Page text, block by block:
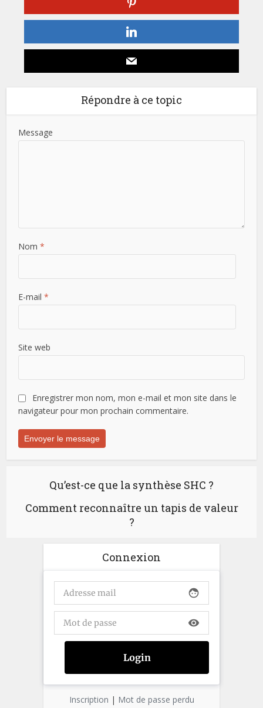
Répondre à ce topic
Message
Nom*
E-mail*
Site web
Enregistrer mon nom, mon e-mail et mon site dans le
navigateur pour mon prochain commentaire.
Qu’est-ce que la synthèse SHC ?
Comment reconnaître un tapis de valeur
?
Connexion
face
visibility
Inscription | Mot de passe perdu